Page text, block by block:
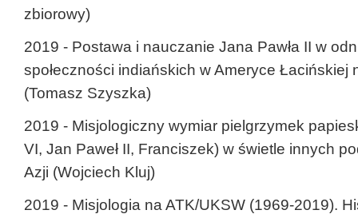
zbiorowy)
2019 - Postawa i nauczanie Jana Pawła II w
społeczności indiańskich w Ameryce Łacińskiej
(Tomasz Szyszka)
2019 - Misjologiczny wymiar pielgrzymek
VI, Jan Paweł II, Franciszek) w świetle innych
Azji (Wojciech Kluj)
2019 - Misjologia na ATK/UKSW (1969-2019).